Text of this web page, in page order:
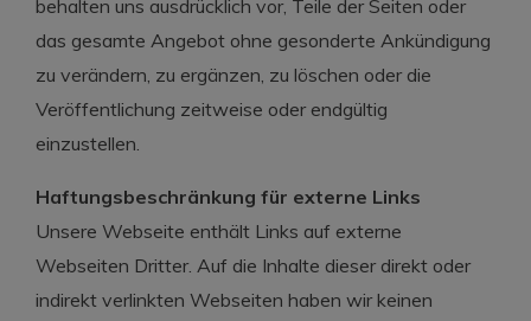
behalten uns ausdrücklich vor, Teile der Seiten oder
das gesamte Angebot ohne gesonderte Ankündigung
zu verändern, zu ergänzen, zu löschen oder die
Veröffentlichung zeitweise oder endgültig
einzustellen.
Haftungsbeschränkung für externe Links
Unsere Webseite enthält Links auf externe
Webseiten Dritter. Auf die Inhalte dieser direkt oder
indirekt verlinkten Webseiten haben wir keinen